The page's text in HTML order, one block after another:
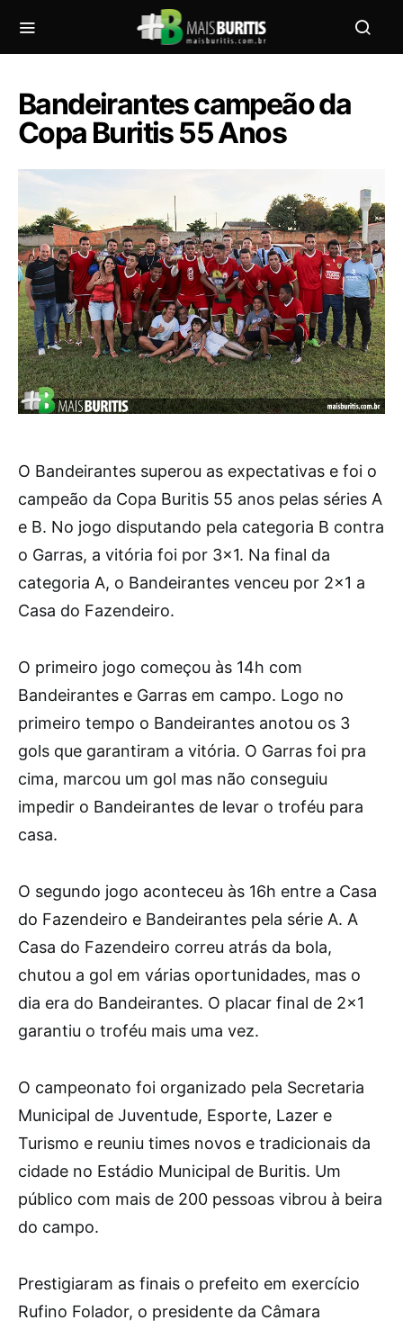
Bandeirantes campeão da
Copa Buritis 55 Anos
O Bandeirantes superou as expectativas e foi o
campeão da Copa Buritis 55 anos pelas séries A
e B. No jogo disputando pela categoria B contra
o Garras, a vitória foi por 3×1. Na final da
categoria A, o Bandeirantes venceu por 2×1 a
Casa do Fazendeiro.
O primeiro jogo começou às 14h com
Bandeirantes e Garras em campo. Logo no
primeiro tempo o Bandeirantes anotou os 3
gols que garantiram a vitória. O Garras foi pra
cima, marcou um gol mas não conseguiu
impedir o Bandeirantes de levar o troféu para
casa.
O segundo jogo aconteceu às 16h entre a Casa
do Fazendeiro e Bandeirantes pela série A. A
Casa do Fazendeiro correu atrás da bola,
chutou a gol em várias oportunidades, mas o
dia era do Bandeirantes. O placar final de 2×1
garantiu o troféu mais uma vez.
O campeonato foi organizado pela Secretaria
Municipal de Juventude, Esporte, Lazer e
Turismo e reuniu times novos e tradicionais da
cidade no Estádio Municipal de Buritis. Um
público com mais de 200 pessoas vibrou à beira
do campo.
Prestigiaram as finais o prefeito em exercício
Rufino Folador, o presidente da Câmara